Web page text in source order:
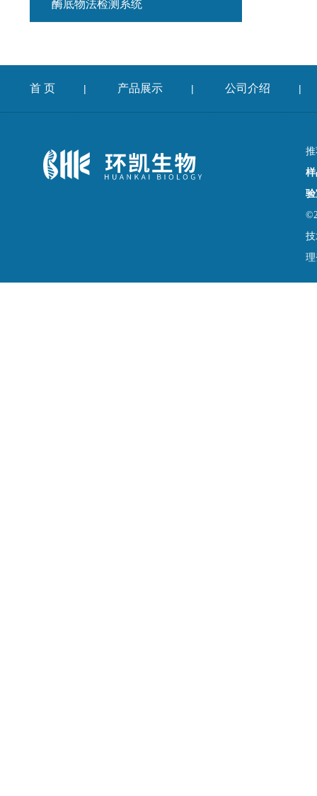
酶底物法检测系统
首 页 | 产品展示 | 公司介绍 |